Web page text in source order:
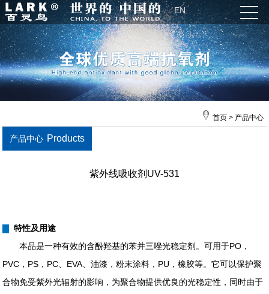
EN
首页> 产品中心
产品中心 Products
紫外线吸收剂UV-531
▇特性及用途
本品是一种有效的含酚羟基的苯并三唑光稳定剂。可用于PO，
PVC，PS，PC、EVA、油漆，粉末涂料，PU，橡胶等。它可以保护聚
合物免受紫外光辐射的影响，为聚合物提供优良的光稳定性，同时由于